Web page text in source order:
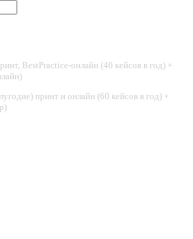
BestPractice-онлайн (40 кейсов в год) +
принт и онлайн (60 кейсов в год) +